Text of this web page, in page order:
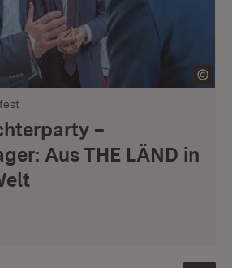
–
Aus THE LÄND in